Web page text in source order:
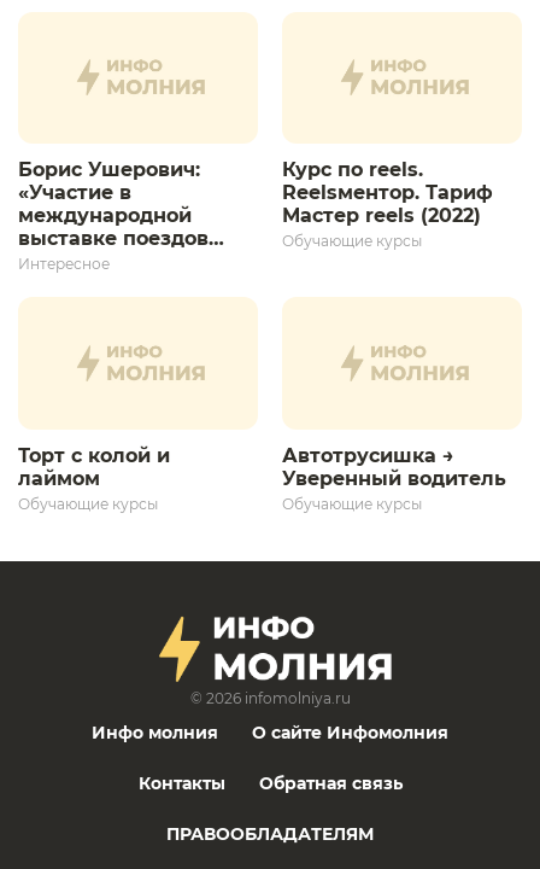
Борис Ушерович:
«Участие в
международной
выставке поездов
дает толчок для
развития»
Интересное
Курс по reels.
Reelsментор. Тариф
Мастер reels (2022)
Обучающие курсы
Торт с колой и
лаймом
Обучающие курсы
Автотрусишка →
Уверенный водитель​
Обучающие курсы
© 2026 infomolniya.ru
Инфо молния О сайте Инфомолния
Контакты Обратная связь
ПРАВООБЛАДАТЕЛЯМ